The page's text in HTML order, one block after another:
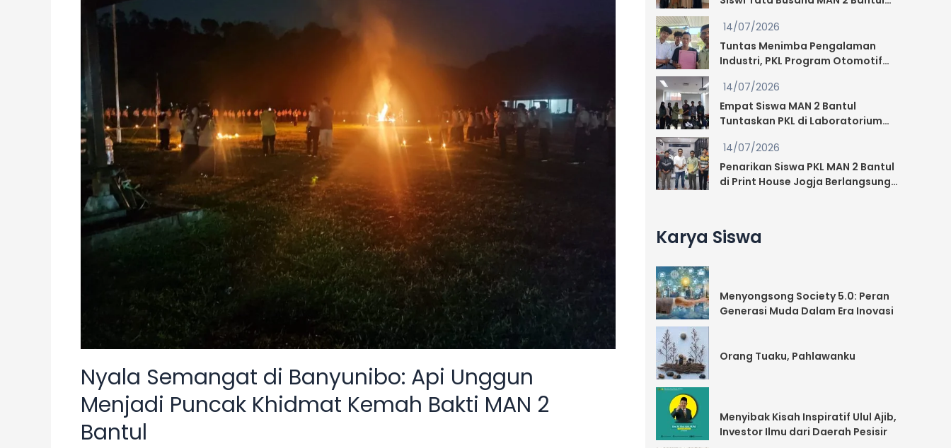
Nyala Semangat di Banyunibo: Api Unggun
Menjadi Puncak Khidmat Kemah Bakti MAN 2
Bantul
Tuntas Menimba Pengalaman
Industri, PKL Program Otomotif
Jaya Motor Sewon Bantul
14/07/2026
Empat Siswa MAN 2 Bantul
Tuntaskan PKL di Laboratorium
14/07/2026
Penarikan Siswa PKL MAN 2 Bantul
di Print House Jogja Berlangsung
14/07/2026
Karya Siswa
Menyongsong Society 5.0: Peran
Generasi Muda Dalam Era Inovasi
Orang Tuaku, Pahlawanku
Menyibak Kisah Inspiratif Ulul Ajib,
Investor Ilmu dari Daerah Pesisir